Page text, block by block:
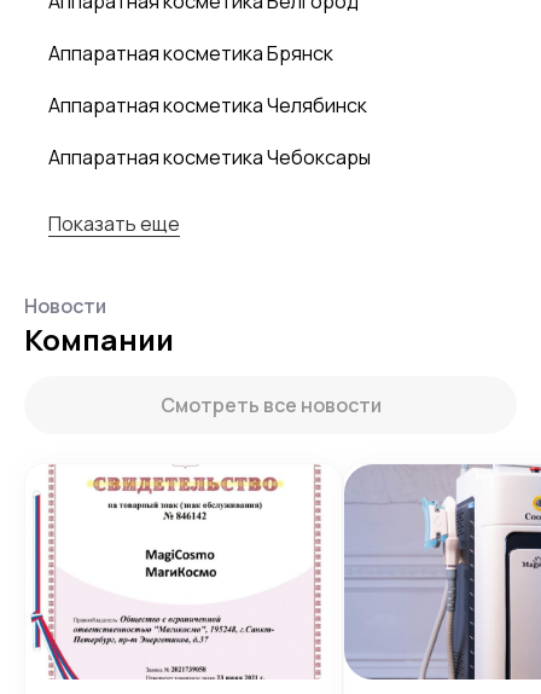
Аппаратная косметика Брянск
Аппаратная косметика Челябинск
Аппаратная косметика Чебоксары
Показать еще
Новости
Компании
Смотреть все новости